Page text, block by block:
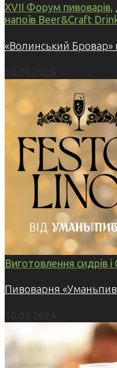
XVII Форум пивоварів,
напоїв Beer&Craft
«Волинський Бровар»
Виготовлення сидрів
Пивоварня